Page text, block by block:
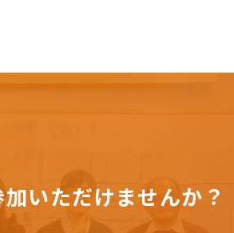
いただけませんか？